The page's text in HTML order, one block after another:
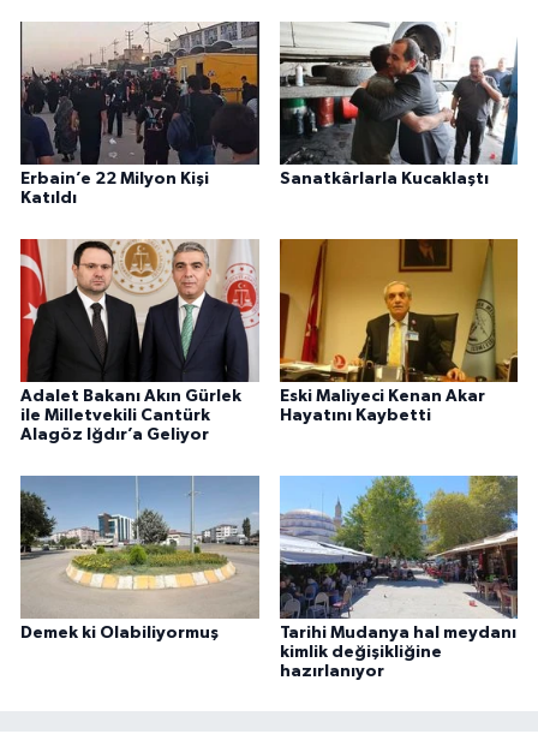
Erbain’e 22 Milyon Kişi
Katıldı
Sanatkârlarla Kucaklaştı
Adalet Bakanı Akın Gürlek
ile Milletvekili Cantürk
Alagöz Iğdır’a Geliyor
Eski Maliyeci Kenan Akar
Hayatını Kaybetti
Demek ki Olabiliyormuş
Tarihi Mudanya hal meydanı
kimlik değişikliğine
hazırlanıyor